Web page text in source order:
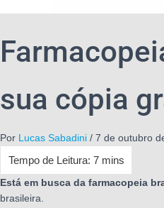
sua cópia
Por Lucas Sabadini / 7 de outubro
Está em busca da farmacopeia
brasileira.